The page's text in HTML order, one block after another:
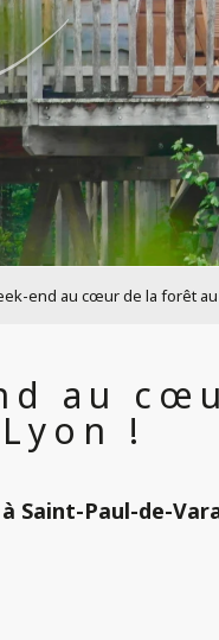
end au cœur de la forêt
au
!
Saint-Paul-de-